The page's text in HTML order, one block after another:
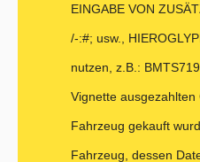
EINGABE VON
/-:#; usw.,
nutzen, z.B.:
Vignette
Fahrzeug gekauft
Fahrzeug, dessen